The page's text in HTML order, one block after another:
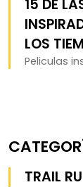
15 DE
LOS
Peliculas
TRAIL